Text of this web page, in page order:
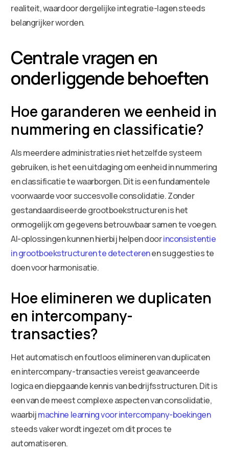
realiteit, waardoor dergelijke integratie-lagen steeds
belangrijker worden.
Centrale vragen en
onderliggende behoeften
Hoe garanderen we eenheid in
nummering en classificatie?
Als meerdere administraties niet hetzelfde systeem
gebruiken, is het een uitdaging om eenheid in nummering
en classificatie te waarborgen. Dit is een fundamentele
voorwaarde voor succesvolle consolidatie. Zonder
gestandaardiseerde grootboekstructuren is het
onmogelijk om gegevens betrouwbaar samen te voegen.
AI-oplossingen kunnen hierbij helpen doorinconsistentie
in grootboekstructuren te detecterenen suggesties te
doen voor harmonisatie.
Hoe elimineren we duplicaten
en intercompany-
transacties?
Het automatisch en foutloos elimineren van duplicaten
en intercompany-transacties vereist geavanceerde
logica en diepgaande kennis van bedrijfsstructuren. Dit is
een van de meest complexe aspecten van consolidatie,
waarbijmachine learning voor intercompany-boekingen
steeds vaker wordt ingezet om dit proces te
automatiseren.